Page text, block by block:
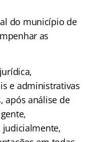
do município de
as
e administrativas
após análise de
judicialmente,